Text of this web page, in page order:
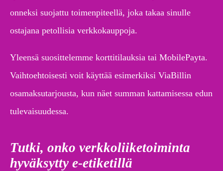
onneksi suojattu toimenpiteellä, joka takaa sinulle
ostajana petollisia verkkokauppoja.
Yleensä suosittelemme korttitilauksia tai MobilePayta.
Vaihtoehtoisesti voit käyttää esimerkiksi ViaBillin
osamaksutarjousta, kun näet summan kattamisessa edun
tulevaisuudessa.
Tutki, onko verkkoliiketoiminta
hyväksytty e-etiketillä